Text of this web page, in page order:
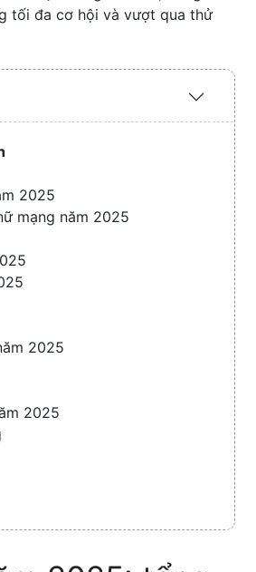
tối đa cơ hội và vượt qua thử
Expand
Collapse
2025
mạng năm 2025
2025
2025